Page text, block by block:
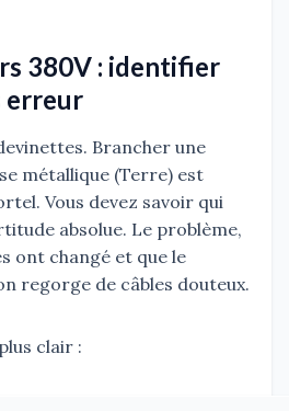
380V : identifier
erreur
Brancher une
métallique (Terre) est
Vous devez savoir qui
absolue. Le problème,
ont changé et que le
regorge de câbles douteux.
clair :